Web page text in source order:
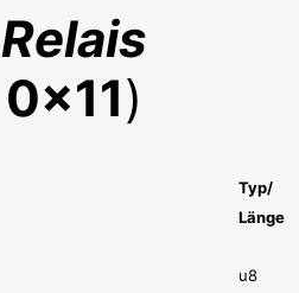
Relais
0x11)
Typ/
Länge
u8